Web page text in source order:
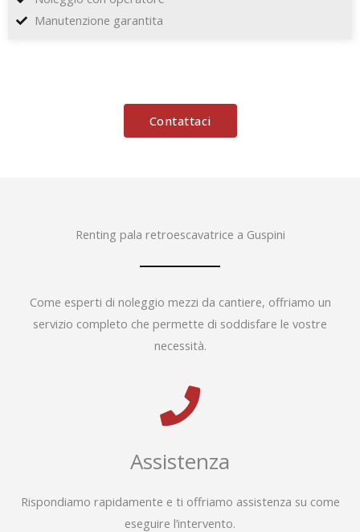
Manutenzione garantita
Contattaci
Renting pala retroescavatrice a Guspini
Come esperti di noleggio mezzi da cantiere, offriamo un
servizio completo che permette di soddisfare le vostre
necessità.
Assistenza
Rispondiamo rapidamente e ti offriamo assistenza su come
eseguire l’intervento.